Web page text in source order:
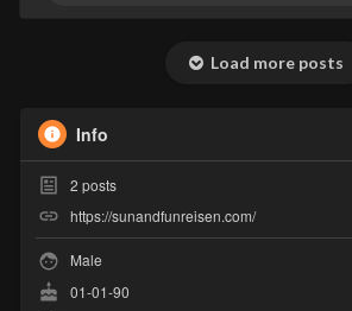
Load more posts
Info
2 posts
https://sunandfunreisen.com/
Male
01-01-90